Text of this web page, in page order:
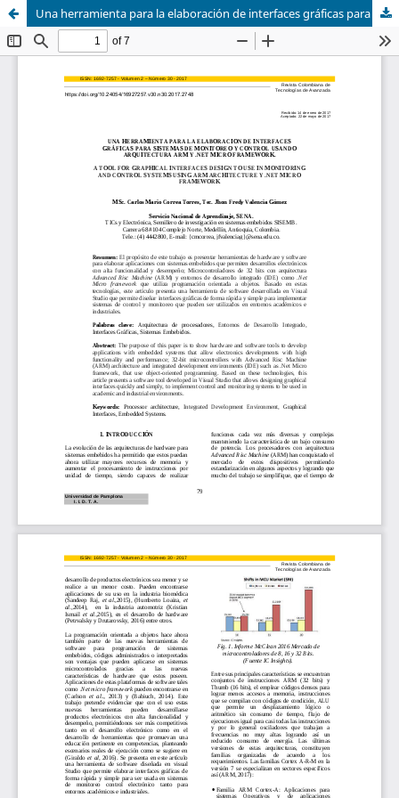
Una herramienta para la elaboración de interfaces gráficas para sistemas de monitoreo y control usando arquitectura ARM y .NET Micro Framework